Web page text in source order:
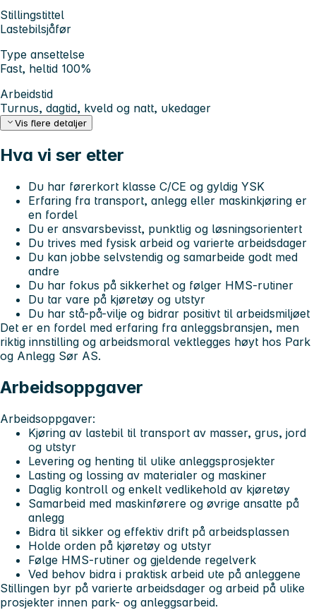
Stillingstittel
Lastebilsjåfør
Type ansettelse
Fast, heltid 100%
Arbeidstid
Turnus, dagtid, kveld og natt, ukedager
Vis flere detaljer
Hva vi ser etter
Du har førerkort klasse C/CE og gyldig YSK
Erfaring fra transport, anlegg eller maskinkjøring er
en fordel
Du er ansvarsbevisst, punktlig og løsningsorientert
Du trives med fysisk arbeid og varierte arbeidsdager
Du kan jobbe selvstendig og samarbeide godt med
andre
Du har fokus på sikkerhet og følger HMS-rutiner
Du tar vare på kjøretøy og utstyr
Du har stå-på-vilje og bidrar positivt til arbeidsmiljøet
Det er en fordel med erfaring fra anleggsbransjen, men
riktig innstilling og arbeidsmoral vektlegges høyt hos Park
og Anlegg Sør AS.
Arbeidsoppgaver
Arbeidsoppgaver:
Kjøring av lastebil til transport av masser, grus, jord
og utstyr
Levering og henting til ulike anleggsprosjekter
Lasting og lossing av materialer og maskiner
Daglig kontroll og enkelt vedlikehold av kjøretøy
Samarbeid med maskinførere og øvrige ansatte på
anlegg
Bidra til sikker og effektiv drift på arbeidsplassen
Holde orden på kjøretøy og utstyr
Følge HMS-rutiner og gjeldende regelverk
Ved behov bidra i praktisk arbeid ute på anleggene
Stillingen byr på varierte arbeidsdager og arbeid på ulike
prosjekter innen park- og anleggsarbeid.